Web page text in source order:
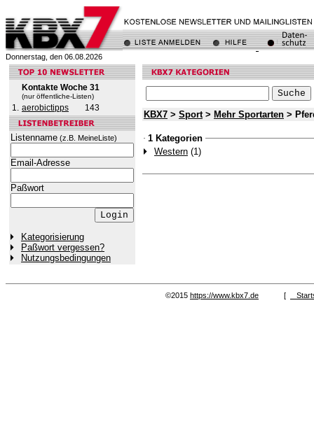
Donnerstag, den 06.08.2026
Kontakte Woche 31
(nur öffentliche-Listen)
1. aerobictipps 143
Listenname (z.B. MeineListe)
Email-Adresse
Paßwort
Kategorisierung
Paßwort vergessen?
Nutzungsbedingungen
KBX7 > Sport> Mehr Sportarten >
1 Kategorien
Western (1)
©2015 https://www.kbx7.de [